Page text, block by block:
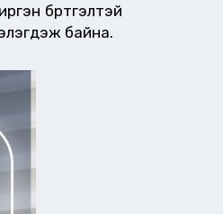
бүртгэлтэй
байна.